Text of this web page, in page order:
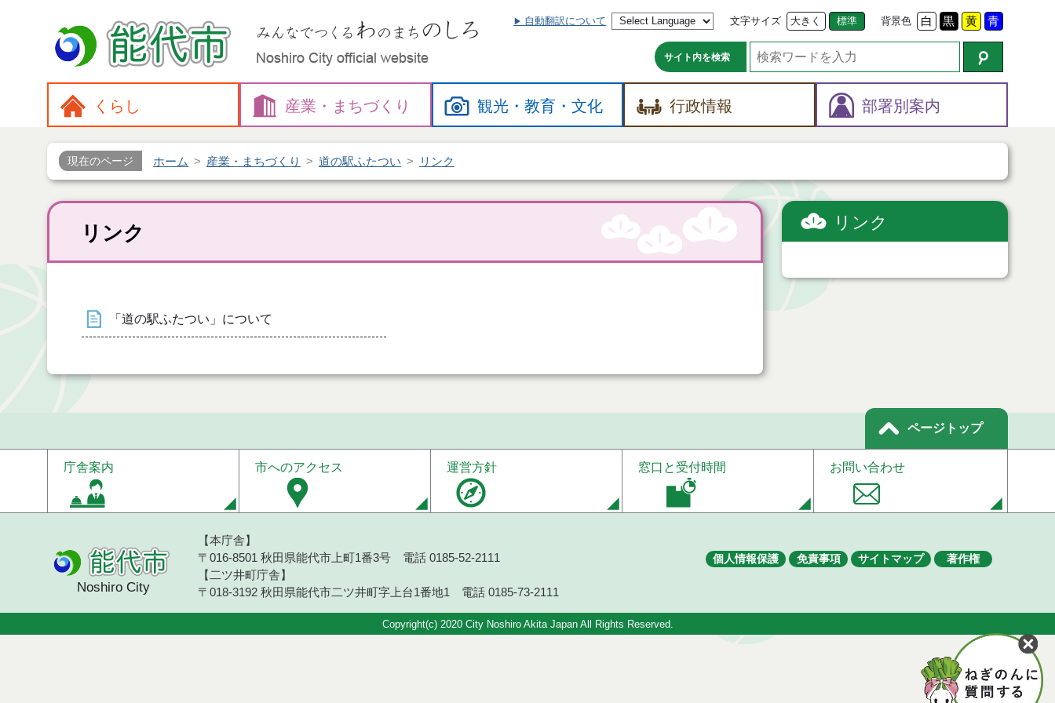
自動翻訳について 文字サイズ 大きく 標準 背景色 白 黒 黄 青
サイト内を検索
くらし 産業・ まちづくり 観光・教育・文化 行政情報 部署別案内
現在のページ ホーム 産業・まちづくり 道の駅ふたつい リンク
リンク
「道の駅ふたつい」について
リンク
ページトップ
庁舎案内 市へのアクセス 運営方針 窓口と受付時間 お問い合わせ
個人情報保護 免責事項 サイトマップ 著作権
Noshiro City
【本庁舎】
〒016-8501 秋田県能代市上町1番3号 電話 0185-52-2111
【二ツ井町庁舎】
〒018-3192 秋田県能代市二ツ井町字上台1番地1 電話 0185-73-2111
Copyright(c) 2020 City Noshiro Akita Japan All Rights Reserved.